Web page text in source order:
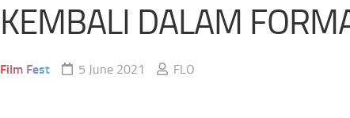
KEMBALI DALAM
Film Fest 5 June 2021 FLO